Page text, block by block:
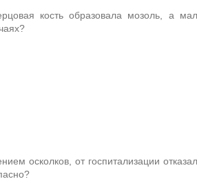
кость образовала мозоль, а
осколков, от госпитализации